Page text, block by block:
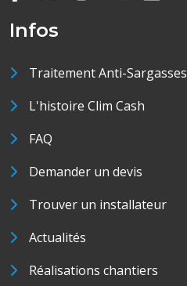
Infos
Traitement Anti-Sargasses
L'histoire Clim Cash
FAQ
Demander un devis
Trouver un installateur
Actualités
Réalisations chantiers